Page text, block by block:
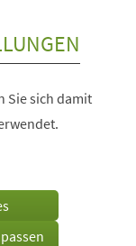
Sie sich damit